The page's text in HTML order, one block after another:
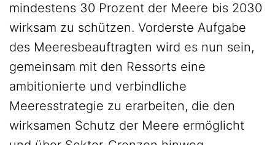
mindestens 30 Prozent der Meere bis 2030
wirksam zu schützen. Vorderste Aufgabe
des Meeresbeauftragten wird es nun sein,
gemeinsam mit den Ressorts eine
ambitionierte und verbindliche
Meeresstrategie zu erarbeiten, die den
wirksamen Schutz der Meere ermöglicht